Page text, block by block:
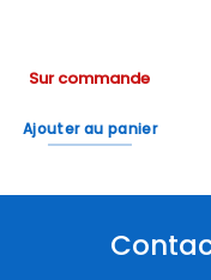
Sur commande
Ajouter au panier